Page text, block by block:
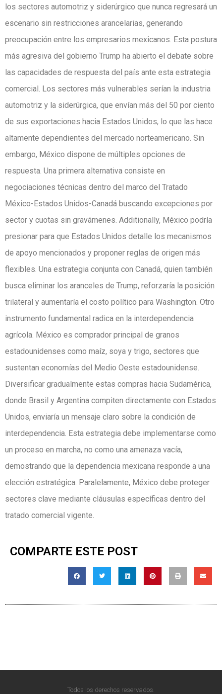
los sectores automotriz y siderúrgico que nunca regresará un
escenario sin restricciones arancelarias, generando
preocupación entre los empresarios mexicanos. Esta postura
más agresiva del gobierno Trump ha abierto el debate sobre
las capacidades de respuesta del país ante esta estrategia
comercial. Los sectores más vulnerables serían la industria
automotriz y la siderúrgica, que envían más del 50 por ciento
de sus exportaciones hacia Estados Unidos, lo que las hace
altamente dependientes del mercado norteamericano. Sin
embargo, México dispone de múltiples opciones de
respuesta. Una primera alternativa consiste en
negociaciones técnicas dentro del marco del Tratado
México-Estados Unidos-Canadá buscando excepciones por
sector y cuotas sin gravámenes. Additionally, México podría
presionar para que Estados Unidos detalle los mecanismos
de apoyo mencionados y proponer reglas de origen más
flexibles. Una estrategia conjunta con Canadá, quien también
busca eliminar los aranceles de Trump, reforzaría la posición
trilateral y aumentaría el costo político para Washington. Otro
instrumento fundamental radica en la interdependencia
agrícola. México es comprador principal de granos
estadounidenses como maíz, soya y trigo, sectores que
sustentan economías del Medio Oeste estadounidense.
Diversificar gradualmente estas compras hacia Sudamérica,
donde Brasil y Argentina compiten directamente con Estados
Unidos, enviaría un mensaje claro sobre la condición de
interdependencia. Esta estrategia debe implementarse como
un proceso en marcha, no como una amenaza vacía,
demostrando que la dependencia mexicana responde a una
elección estratégica. Paralelamente, México debe proteger
sectores clave mediante cláusulas específicas dentro del
tratado comercial vigente.
COMPARTE ESTE POST
Todos los derechos reservados.